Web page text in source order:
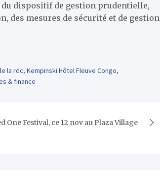
dispositif de gestion prudentielle,
des mesures de sécurité et de gestion
la rdc, Kempinski Hôtel Fleuve Congo,
& finance
One Festival, ce 12 nov au Plaza Village